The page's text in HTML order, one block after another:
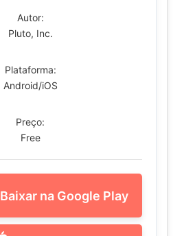
Autor:
Pluto, Inc.
Plataforma:
Android/iOS
Preço:
Free
Baixar na Google Play